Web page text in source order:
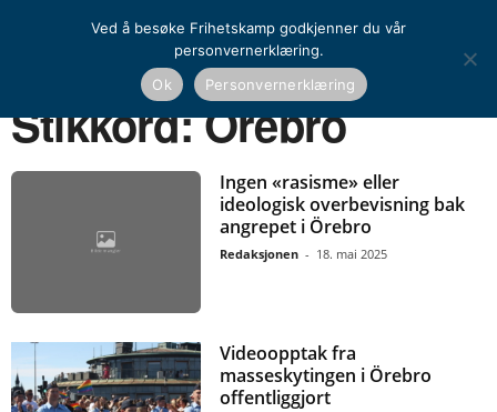
Örebro
Stikkord: Örebro
Ingen «rasisme» eller
ideologisk overbevisning bak
angrepet i Örebro
Redaksjonen - 18. mai 2025
Videoopptak fra
masseskytingen i Örebro
offentliggjort
Ved å besøke Frihetskamp godkjenner du vår
personvernerklæring.
Ok
Personvernerklæring